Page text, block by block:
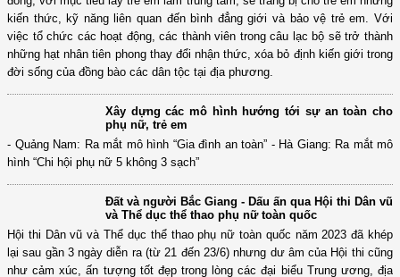
sự thay đổi”: Tạo dựng những "hạt nhân" tiên
phong xóa bỏ định kiến giới (Bài 2)
Mô hình câu lạc bộ “Thủ lĩnh của sự thay đổi” trong trường học và cộng
đồng, với mục tiêu lấy trẻ em làm trung tâm, sẽ trang bị cho trẻ em những
kiến thức, kỹ năng liên quan đến bình đẳng giới và bảo vệ trẻ em. Với
những hạt nhân tiên phong thay đổi nhận thức, xóa bỏ định kiến giới trong
đời sống của đồng bào các dân tộc tại địa phương.
Xây dựng các mô hình hướng tới sự an toàn cho
- Quảng Nam: Ra mắt mô hình “Gia đình an toàn” - Hà Giang: Ra mắt mô
hình “Chi hội phụ nữ 5 không 3 sạch”
Đất và người Bắc Giang - Dấu ấn qua Hội thi Dân vũ
và Thể dục thể thao phụ nữ toàn quốc